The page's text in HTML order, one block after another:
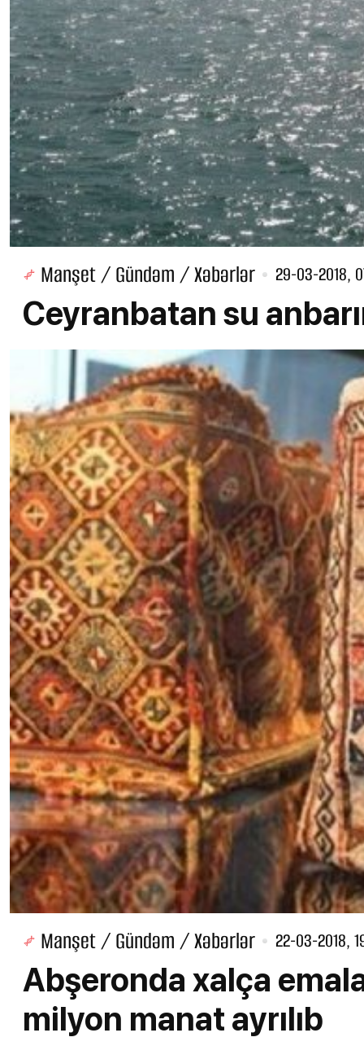
Manşet / Gündəm / Xəbərlər 29-03-2018,
Ceyranbatan su
Manşet / Gündəm / Xəbərlər 22-03-2018,
Abşeronda xalça
milyon manat ayrılıb